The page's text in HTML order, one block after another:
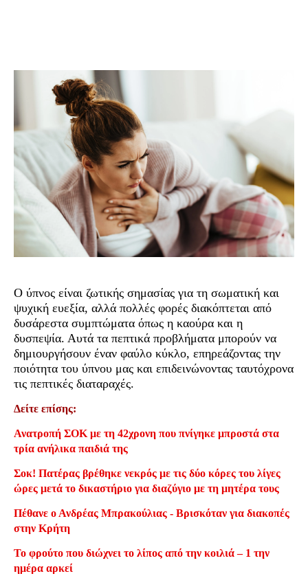
Ο ύπνος είναι ζωτικής σημασίας για τη σωματική και
ψυχική ευεξία, αλλά πολλές φορές διακόπτεται από
δυσάρεστα συμπτώματα όπως η καούρα και η
δυσπεψία. Αυτά τα πεπτικά προβλήματα μπορούν να
δημιουργήσουν έναν φαύλο κύκλο, επηρεάζοντας την
ποιότητα του ύπνου μας και επιδεινώνοντας ταυτόχρονα
τις πεπτικές διαταραχές.
Δείτε επίσης:
Ανατροπή ΣΟΚ με τη 42χρονη που πνίγηκε μπροστά στα
τρία ανήλικα παιδιά της
Σοκ! Πατέρας βρέθηκε νεκρός με τις δύο κόρες του λίγες
ώρες μετά το δικαστήριο για διαζύγιο με τη μητέρα τους
Πέθανε ο Ανδρέας Μπρακούλιας - Βρισκόταν για διακοπές
στην Κρήτη
Το φρούτο που διώχνει το λίπος από την κοιλιά – 1 την
ημέρα αρκεί